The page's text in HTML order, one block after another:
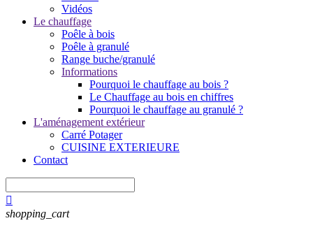
Vidéos
Le chauffage
Poêle à bois
Poêle à granulé
Range buche/granulé
Informations
Pourquoi le chauffage au bois ?
Le Chauffage au bois en chiffres
Pourquoi le chauffage au granulé ?
L'aménagement extérieur
Carré Potager
CUISINE EXTERIEURE
Contact

shopping_cart